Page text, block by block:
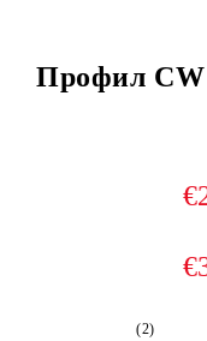
Профил CW
(2)